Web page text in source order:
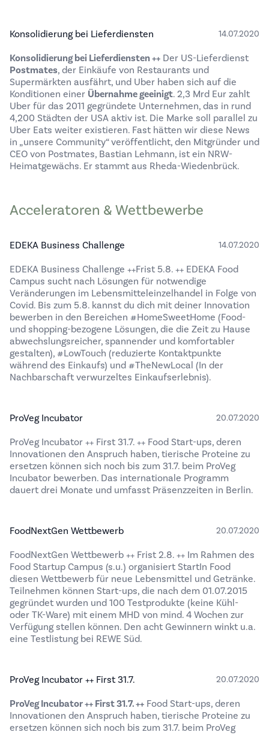
Konsolidierung bei Lieferdiensten 14.07.2020
Konsolidierung bei Lieferdiensten ++ Der US-Lieferdienst
Postmates, der Einkäufe von Restaurants und
Supermärkten ausfährt, und Uber haben sich auf die
Konditionen einer Übernahme geeinigt. 2,3 Mrd Eur zahlt
Uber für das 2011 gegründete Unternehmen, das in rund
4,200 Städten der USA aktiv ist. Die Marke soll parallel zu
Uber Eats weiter existieren. Fast hätten wir diese News
in „unsere Community“ veröffentlicht, den Mitgründer und
CEO von Postmates, Bastian Lehmann, ist ein NRW-
Heimatgewächs. Er stammt aus Rheda-Wiedenbrück.
Acceleratoren & Wettbewerbe
EDEKA Business Challenge 14.07.2020
EDEKA Business Challenge ++Frist 5.8. ++ EDEKA Food
Campus sucht nach Lösungen für notwendige
Veränderungen im Lebensmitteleinzelhandel in Folge von
Covid. Bis zum 5.8. kannst du dich mit deiner Innovation
bewerben in den Bereichen #HomeSweetHome (Food-
und shopping-bezogene Lösungen, die die Zeit zu Hause
abwechslungsreicher, spannender und komfortabler
gestalten), #LowTouch (reduzierte Kontaktpunkte
während des Einkaufs) und #TheNewLocal (In der
Nachbarschaft verwurzeltes Einkaufserlebnis).
ProVeg Incubator 20.07.2020
ProVeg Incubator ++ First 31.7. ++ Food Start-ups, deren
Innovationen den Anspruch haben, tierische Proteine zu
ersetzen können sich noch bis zum 31.7. beim ProVeg
Incubator bewerben. Das internationale Programm
dauert drei Monate und umfasst Präsenzzeiten in Berlin.
FoodNextGen Wettbewerb 20.07.2020
FoodNextGen Wettbewerb ++ Frist 2.8. ++ Im Rahmen des
Food Startup Campus (s.u.) organisiert StartIn Food
diesen Wettbewerb für neue Lebensmittel und Getränke.
Teilnehmen können Start-ups, die nach dem 01.07.2015
gegründet wurden und 100 Testprodukte (keine Kühl-
oder TK-Ware) mit einem MHD von mind. 4 Wochen zur
Verfügung stellen können. Den acht Gewinnern winkt u.a.
eine Testlistung bei REWE Süd.
ProVeg Incubator ++ First 31.7. 20.07.2020
ProVeg Incubator++ First 31.7. ++ Food Start-ups, deren
Innovationen den Anspruch haben, tierische Proteine zu
ersetzen können sich noch bis zum 31.7. beim ProVeg